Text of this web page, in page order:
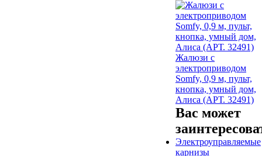
Жалюзи с
электроприводом
Somfy, 0,9 м, пульт,
кнопка, умный дом,
Алиса (АРТ. 32491)
Вас может
Электроуправляемые
карнизы